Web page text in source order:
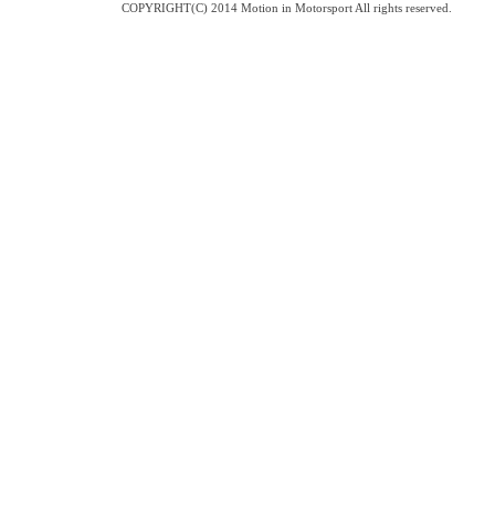
COPYRIGHT(C) 2014 Motion in Motorsport All rights reserved.